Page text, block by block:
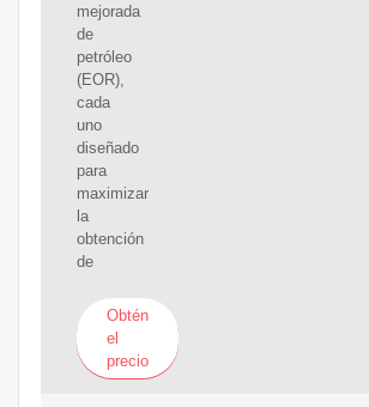
mejorada
de
petróleo
(EOR),
cada
uno
diseñado
para
maximizar
la
obtención
de
Obtén
el
precio